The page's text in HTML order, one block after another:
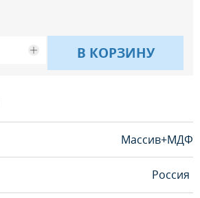
В КОРЗИНУ
Массив+МДФ
Россия